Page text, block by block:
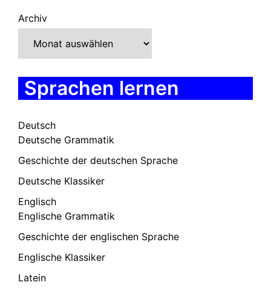
Archiv
Sprachen lernen
Deutsch
Deutsche Grammatik
Geschichte der deutschen Sprache
Deutsche Klassiker
Englisch
Englische Grammatik
Geschichte der englischen Sprache
Englische Klassiker
Latein